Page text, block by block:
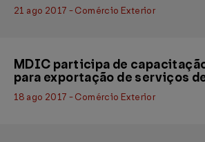
21 ago 2017 - Comércio Exterior
MDIC participa de
para exportação de serviços
18 ago 2017 - Comércio Exterior